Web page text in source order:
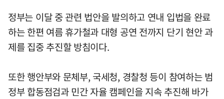
정부는 이달 중 관련 법안을 발의하고 연내 입법을 완료
하는 한편 여름 휴가철과 대형 공연 전까지 단기 현안 과
제를 집중 추진할 방침이다.
또한 행안부와 문체부, 국세청, 경찰청 등이 참여하는 범
정부 합동점검과 민간 자율 캠페인을 지속 추진해 바가